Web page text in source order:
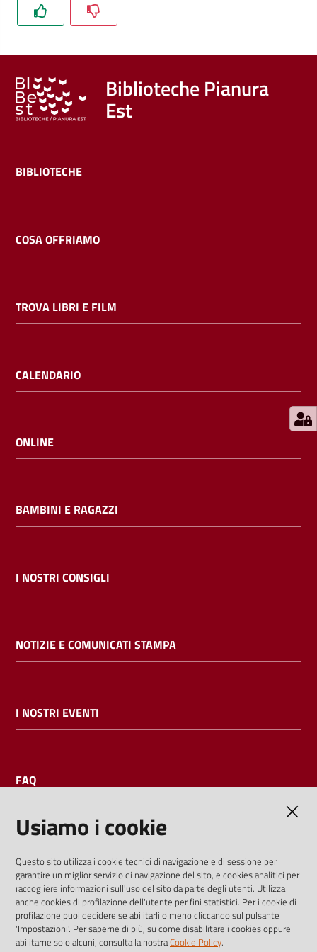
libri
film
Calendario
Bambini
E
l
i
cataloghi
bibliotecario
Biblioteche Pianura
Est
BIBLIOTECHE
COSA OFFRIAMO
TROVA LIBRI E FILM
CALENDARIO
ONLINE
BAMBINI E RAGAZZI
I NOSTRI CONSIGLI
NOTIZIE E COMUNICATI STAMPA
I NOSTRI EVENTI
FAQ
I dati personali pubblicati sono riutilizzabili solo alle condizioni
previste dalla direttiva comunitaria 2003/98/CE e dal d.lgs.
36/2006
Usiamo i cookie
Questo sito utilizza i cookie tecnici di navigazione e di sessione per
garantire un miglior servizio di navigazione del sito, e cookies analitici per
raccogliere informazioni sull'uso del sito da parte degli utenti. Utilizza
anche cookies di profilazione dell'utente per fini statistici. Per i cookie di
profilazione puoi decidere se abilitarli o meno cliccando sul pulsante
'Impostazioni'. Per saperne di più, su come disabilitare i cookies oppure
abilitarne solo alcuni, consulta la nostraCookie Policy.